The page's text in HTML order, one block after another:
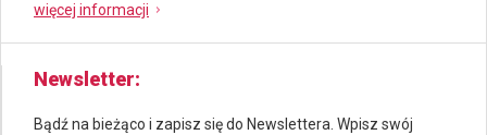
więcej informacji
Newsletter
Bądź na bieżąco i zapisz się do Newslettera. Wpisz swój